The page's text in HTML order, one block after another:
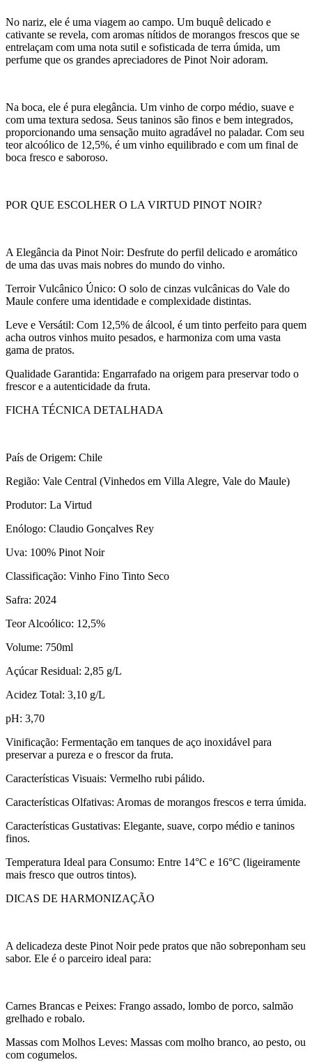
No nariz, ele é uma viagem ao campo. Um buquê delicado e
cativante se revela, com aromas nítidos de morangos frescos que se
entrelaçam com uma nota sutil e sofisticada de terra úmida, um
perfume que os grandes apreciadores de Pinot Noir adoram.
Na boca, ele é pura elegância. Um vinho de corpo médio, suave e
com uma textura sedosa. Seus taninos são finos e bem integrados,
proporcionando uma sensação muito agradável no paladar. Com seu
teor alcoólico de 12,5%, é um vinho equilibrado e com um final de
boca fresco e saboroso.
POR QUE ESCOLHER O LA VIRTUD PINOT NOIR?
A Elegância da Pinot Noir: Desfrute do perfil delicado e aromático
de uma das uvas mais nobres do mundo do vinho.
Terroir Vulcânico Único: O solo de cinzas vulcânicas do Vale do
Maule confere uma identidade e complexidade distintas.
Leve e Versátil: Com 12,5% de álcool, é um tinto perfeito para quem
acha outros vinhos muito pesados, e harmoniza com uma vasta
gama de pratos.
Qualidade Garantida: Engarrafado na origem para preservar todo o
frescor e a autenticidade da fruta.
FICHA TÉCNICA DETALHADA
País de Origem: Chile
Região: Vale Central (Vinhedos em Villa Alegre, Vale do Maule)
Produtor: La Virtud
Enólogo: Claudio Gonçalves Rey
Uva: 100% Pinot Noir
Classificação: Vinho Fino Tinto Seco
Safra: 2024
Teor Alcoólico: 12,5%
Volume: 750ml
Açúcar Residual: 2,85 g/L
Acidez Total: 3,10 g/L
pH: 3,70
Vinificação: Fermentação em tanques de aço inoxidável para
preservar a pureza e o frescor da fruta.
Características Visuais: Vermelho rubi pálido.
Características Olfativas: Aromas de morangos frescos e terra úmida.
Características Gustativas: Elegante, suave, corpo médio e taninos
finos.
Temperatura Ideal para Consumo: Entre 14°C e 16°C (ligeiramente
mais fresco que outros tintos).
DICAS DE HARMONIZAÇÃO
A delicadeza deste Pinot Noir pede pratos que não sobreponham seu
sabor. Ele é o parceiro ideal para:
Carnes Brancas e Peixes: Frango assado, lombo de porco, salmão
grelhado e robalo.
Massas com Molhos Leves: Massas com molho branco, ao pesto, ou
com cogumelos.